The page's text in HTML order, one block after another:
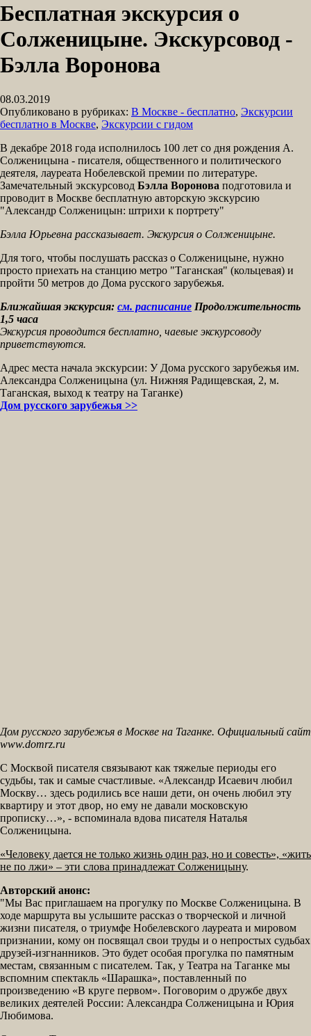
Бесплатная экскурсия о
Солженицыне. Экскурсовод -
Бэлла Воронова
08.03.2019
Опубликовано в рубриках: В Москве - бесплатно, Экскурсии
бесплатно в Москве, Экскурсии с гидом
В декабре 2018 года исполнилось 100 лет со дня рождения А.
Солженицына - писателя, общественного и политического
деятеля, лауреата Нобелевской премии по литературе.
Замечательный экскурсовод Бэлла Воронова подготовила и
проводит в Москве бесплатную авторскую экскурсию
"Александр Солженицын: штрихи к портрету"
Бэлла Юрьевна рассказывает. Экскурсия о Солженицыне.
Для того, чтобы послушать рассказ о Солженицыне, нужно
просто приехать на станцию метро "Таганская" (кольцевая) и
пройти 50 метров до Дома русского зарубежья.
Ближайшая экскурсия: см. расписание Продолжительность
1,5 часа
Экскурсия проводится бесплатно, чаевые экскурсоводу
приветствуются.
Адрес места начала экскурсии: У Дома русского зарубежья им.
Александра Солженицына (ул. Нижняя Радищевская, 2, м.
Таганская, выход к театру на Таганке)
Дом русского зарубежья >>
Дом русского зарубежья в Москве на Таганке. Официальный сайт
www.domrz.ru
С Москвой писателя связывают как тяжелые периоды его
судьбы, так и самые счастливые. «Александр Исаевич любил
Москву… здесь родились все наши дети, он очень любил эту
квартиру и этот двор, но ему не давали московскую
прописку…», - вспоминала вдова писателя Наталья
Солженицына.
«Человеку дается не только жизнь один раз, но и совесть», «жить
не по лжи» ‒ эти слова принадлежат Солженицыну.
Авторский анонс:
"Мы Вас приглашаем на прогулку по Москве Солженицына. В
ходе маршрута вы услышите рассказ о творческой и личной
жизни писателя, о триумфе Нобелевского лауреата и мировом
признании, кому он посвящал свои труды и о непростых судьбах
друзей-изгнанников. Это будет особая прогулка по памятным
местам, связанным с писателем. Так, у Театра на Таганке мы
вспомним спектакль «Шарашка», поставленный по
произведению «В круге первом». Поговорим о дружбе двух
великих деятелей России: Александра Солженицына и Юрия
Любимова.